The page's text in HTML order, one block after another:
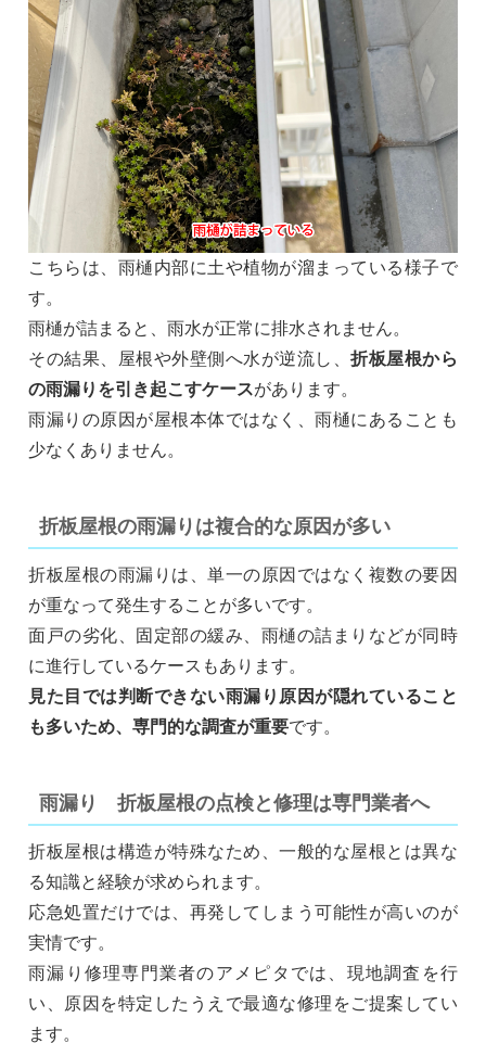
こちらは、雨樋内部に土や植物が溜まっている様子で
す。
雨樋が詰まると、雨水が正常に排水されません。
その結果、屋根や外壁側へ水が逆流し、折板屋根から
の雨漏りを引き起こすケースがあります。
雨漏りの原因が屋根本体ではなく、雨樋にあることも
少なくありません。
折板屋根の雨漏りは複合的な原因が多い
折板屋根の雨漏りは、単一の原因ではなく複数の要因
が重なって発生することが多いです。
面戸の劣化、固定部の緩み、雨樋の詰まりなどが同時
に進行しているケースもあります。
見た目では判断できない雨漏り原因が隠れていること
も多いため、専門的な調査が重要です。
雨漏り 折板屋根の点検と修理は専門業者へ
折板屋根は構造が特殊なため、一般的な屋根とは異な
る知識と経験が求められます。
応急処置だけでは、再発してしまう可能性が高いのが
実情です。
雨漏り修理専門業者のアメピタでは、現地調査を行
い、原因を特定したうえで最適な修理をご提案してい
ます。